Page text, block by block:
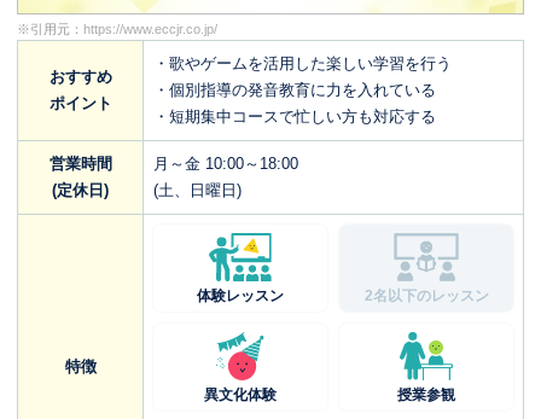
※引用元： https://www.eccjr.co.jp/
おすすめ
ポイント
・歌やゲームを活用した楽しい学習を行う
・個別指導の発音教育に力を入れている
・短期集中コースで忙しい方も対応する
営業時間
(定休日)
月～金 10:00～18:00
(土、日曜日)
特徴
体験レッスン 2名以下のレッスン
異文化体験 授業参観